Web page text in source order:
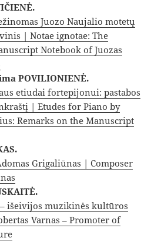
Juozo Naujalio motetų
| Notae ignotae: The
Notebook of Juozas
POVILIONIENĖ.
etiudai fortepijonui: pastabos
| Etudes for Piano by
Remarks on the Manuscript
Grigaliūnas | Composer
– išeivijos muzikinės kultūros
Varnas – Promoter of